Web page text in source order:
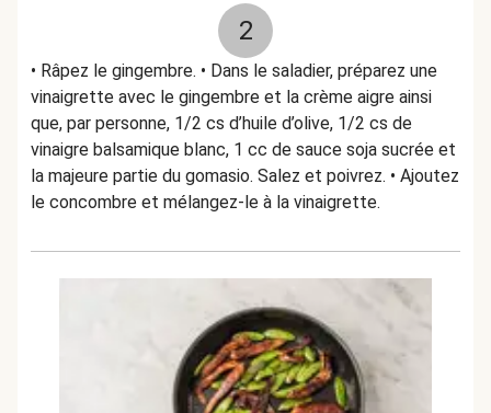
2
• Râpez le gingembre. • Dans le saladier, préparez une
vinaigrette avec le gingembre et la crème aigre ainsi
que, par personne, 1/2 cs d’huile d’olive, 1/2 cs de
vinaigre balsamique blanc, 1 cc de sauce soja sucrée et
la majeure partie du gomasio. Salez et poivrez. • Ajoutez
le concombre et mélangez-le à la vinaigrette.